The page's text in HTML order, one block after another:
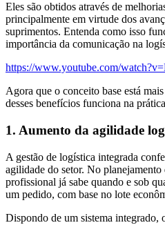
Eles são obtidos através de
principalmente em virtude dos
suprimentos. Entenda como isso
importância da comunicação na
https://www.youtube.com/
Agora que o conceito base está
desses benefícios funciona na
1. Aumento da agilidade
A gestão de logística integrada
agilidade do setor. No planejamento
profissional já sabe quando e sob
um pedido, com base no lote
Dispondo de um sistema integrado,